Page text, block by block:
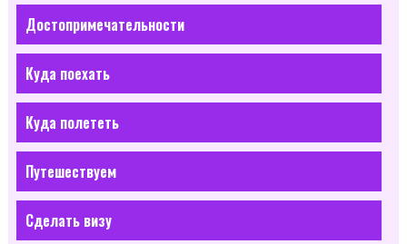
Достопримечательности
Куда поехать
Куда полететь
Путешествуем
Сделать визу